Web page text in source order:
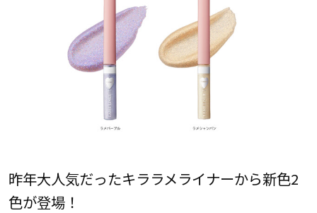
昨年大人気だったキララメライナーから新色2
色が登場！